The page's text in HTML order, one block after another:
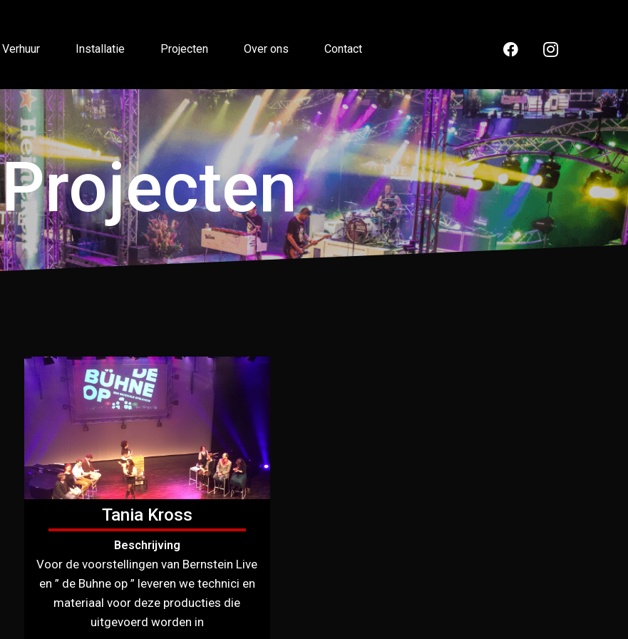
Verhuur Installatie Projecten Over ons Contact
Projecten
Tania Kross
Beschrijving
Voor de voorstellingen van Bernstein Live
en ” de Buhne op ” leveren we technici en
materiaal voor deze producties die
uitgevoerd worden in